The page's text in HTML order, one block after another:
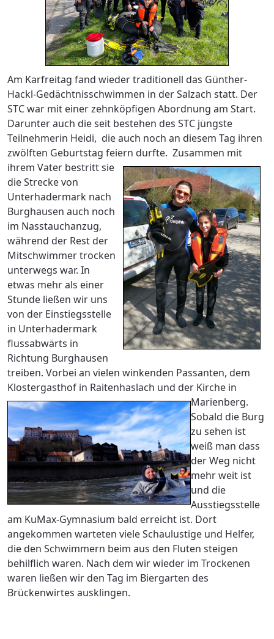
Am Karfreitag fand wieder traditionell das Günther-
Hackl-Gedächtnisschwimmen in der Salzach statt. Der
STC war mit einer zehnköpfigen Abordnung am Start.
Darunter auch die seit bestehen des STC jüngste
Teilnehmerin Heidi, die auch noch an diesem Tag ihren
zwölften Geburtstag feiern durfte. Zusammen mit
ihrem Vater bestritt sie
die Strecke von
Unterhadermark nach
Burghausen auch noch
im Nasstauchanzug,
während der Rest der
Mitschwimmer trocken
unterwegs war. In
etwas mehr als einer
Stunde ließen wir uns
von der Einstiegsstelle
in Unterhadermark
flussabwärts in
Richtung Burghausen
treiben. Vorbei an vielen winkenden Passanten, dem
Klostergasthof in Raitenhaslach und der Kirche in
Marienberg.
Sobald die Burg
zu sehen ist
weiß man dass
der Weg nicht
mehr weit ist
und die
Ausstiegsstelle
am KuMax-Gymnasium bald erreicht ist. Dort
angekommen warteten viele Schaulustige und Helfer,
die den Schwimmern beim aus den Fluten steigen
behilflich waren. Nach dem wir wieder im Trockenen
waren ließen wir den Tag im Biergarten des
Brückenwirtes ausklingen.